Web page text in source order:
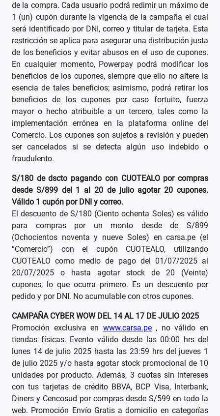
de la compra. Cada usuario podrá redimir un máximo de
1 (un) cupón durante la vigencia de la campaña el cual
será identificado por DNI, correo y titular de tarjeta. Esta
restricción se aplica para asegurar una distribución justa
de los beneficios y evitar abusos en el uso de cupones.
En cualquier momento, Powerpay podrá modificar los
beneficios de los cupones, siempre que ello no altere la
esencia de tales beneficios; asimismo, podrá retirar los
beneficios de los cupones por caso fortuito, fuerza
mayor o hecho atribuible a un tercero, tales como la
implementación errónea en la plataforma online del
Comercio. Los cupones son sujetos a revisión y pueden
ser cancelados si se detecta algún uso indebido o
fraudulento.
S/180 de dscto pagando con CUOTEALO por compras
desde S/899 del 1 al 20 de julio agotar 20 cupones.
Válido 1 cupón por DNI y correo.
El descuento de S/180 (Ciento ochenta Soles) es válido
para compras por un monto desde de S/899
(Ochocientos noventa y nueve Soles) en carsa.pe (el
“Comercio”) con el cupón CUOTEALO, utilizando
CUOTEALO como medio de pago del 01/07/2025 al
20/07/2025 o hasta agotar stock de 20 (Veinte)
cupones, lo que ocurra primero. Es un descuento por
pedido y por DNI. No acumulable con otros cupones.
CAMPAÑA CYBER WOW DEL 14 AL 17 DE JULIO 2025
Promoción exclusiva en www.carsa.pe, no válido en
tiendas físicas. Evento válido desde las 00:00 hrs del
lunes 14 de julio 2025 hasta las 23:59 hrs del jueves 1
de julio 2025 y/o hasta agotar stock promocional de 10
unidades por producto. Además, 3 cuotas sin intereses
con tus tarjetas de crédito BBVA, BCP Visa, Interbank,
Diners y Cencosud por compras desde S/599 en todo la
web. Promoción Envío Gratis a domicilio en categorías